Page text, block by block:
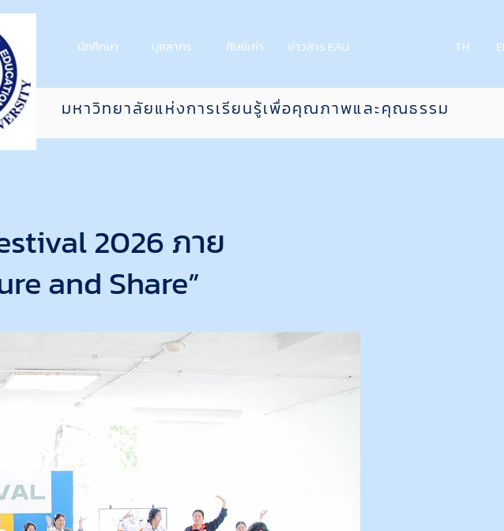
มหาวิทยาลัยแห่งการเรียนรู้เพื่อคุณภาพและคุณธรรม
นักศึกษา บุคลากร ศิษย์เก่า ข่าวสาร EAU TH
2026 ภาย
and Share”